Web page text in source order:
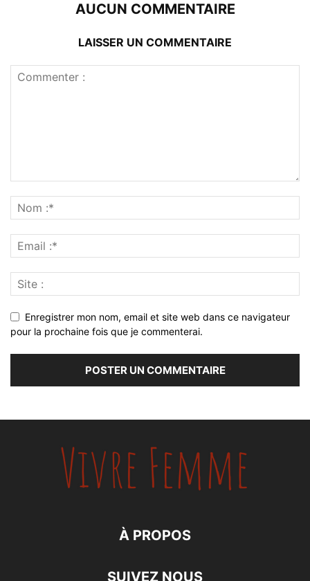
AUCUN COMMENTAIRE
LAISSER UN COMMENTAIRE
Enregistrer mon nom, email et site web dans ce navigateur
pour la prochaine fois que je commenterai.
À PROPOS
SUIVEZ NOUS